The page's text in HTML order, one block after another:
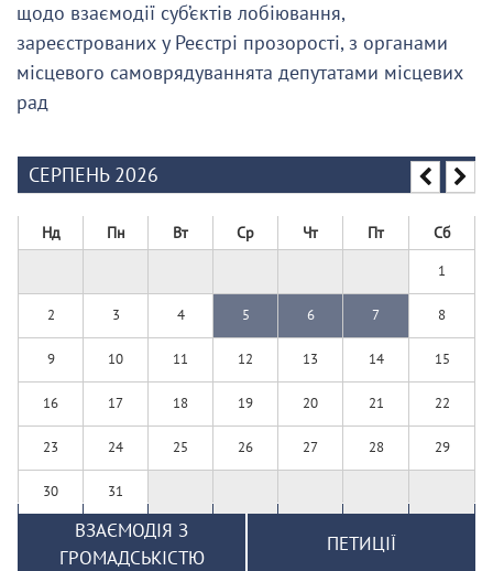
щодо взаємодії суб’єктів лобіювання,
зареєстрованих у Реєстрі прозорості, з органами
місцевого самоврядуваннята депутатами місцевих
рад
СЕРПЕНЬ 2026
Нд Пн Вт Ср Чт Пт Сб
1
2 3 4 5 6 7 8
9 10 11 12 13 14 15
16 17 18 19 20 21 22
23 24 25 26 27 28 29
30 31
ВЗАЄМОДІЯ З
ГРОМАДСЬКІСТЮ
ПЕТИЦІЇ